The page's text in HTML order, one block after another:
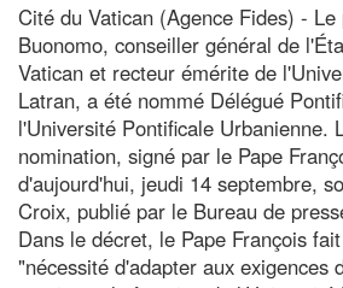
Cité du Vatican (Agence Fides) -
Buonomo, conseiller général de
Vatican et recteur émérite de
Latran, a été nommé Délégué
l'Université Pontificale Urbanienne.
nomination, signé par le Pape
d'aujourd'hui, jeudi 14 septembre,
Croix, publié par le Bureau de
Dans le décret, le Pape François
"nécessité d'adapter aux exigences